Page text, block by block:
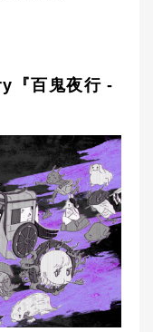
『百鬼夜行 -